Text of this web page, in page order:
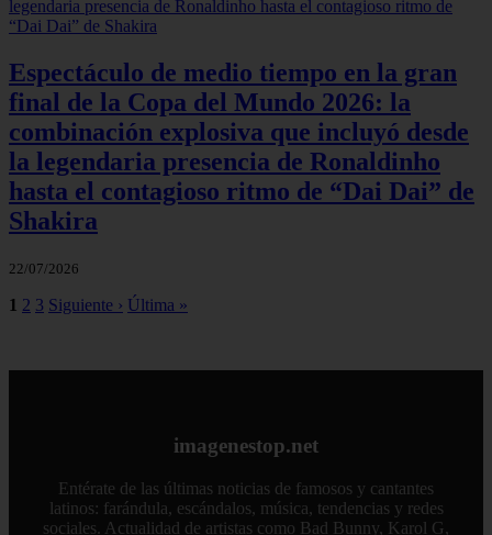
Espectáculo de medio tiempo en la gran
final de la Copa del Mundo 2026: la
combinación explosiva que incluyó desde
la legendaria presencia de Ronaldinho
hasta el contagioso ritmo de “Dai Dai” de
Shakira
22/07/2026
1 2 3 Siguiente › Última »
imagenestop.net
Entérate de las últimas noticias de famosos y cantantes
latinos: farándula, escándalos, música, tendencias y redes
sociales. Actualidad de artistas como Bad Bunny, Karol G,